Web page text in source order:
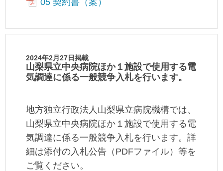
05 契約書（案）
2024年2月27日掲載
山梨県立中央病院ほか１施設で使用する電
気調達に係る一般競争入札を行います。
地方独立行政法人山梨県立病院機構では、
山梨県立中央病院ほか１施設で使用する電
気調達に係る一般競争入札を行います。詳
細は添付の入札公告（PDFファイル）等を
ご覧ください。